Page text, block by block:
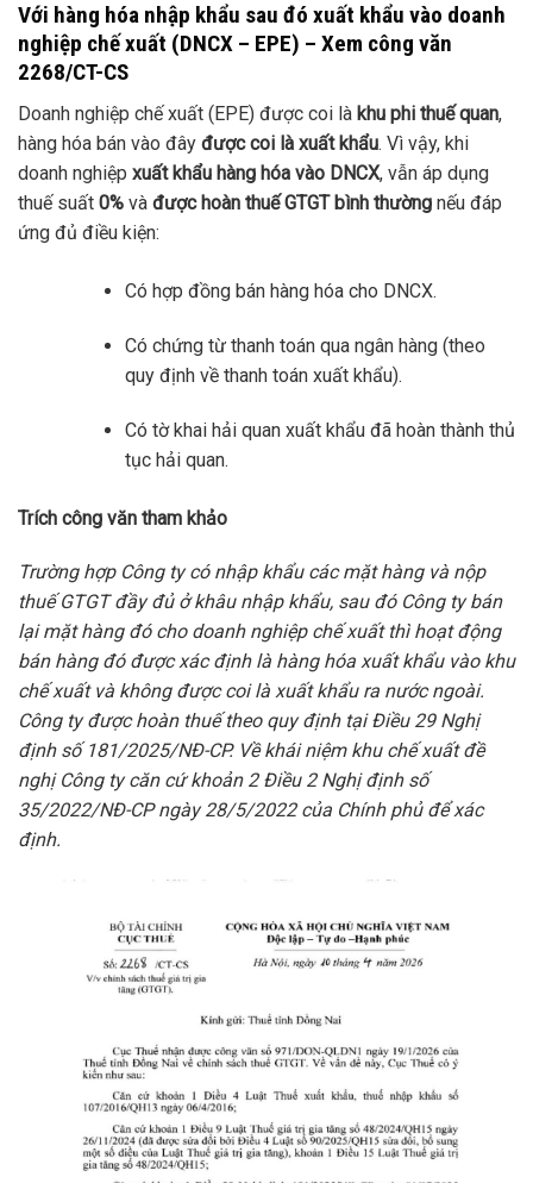
Với hàng hóa nhập khẩu sau đó xuất khẩu vào doanh
nghiệp chế xuất (DNCX – EPE) – Xem công văn
2268/CT-CS
Doanh nghiệp chế xuất (EPE) được coi là khu phi thuế quan,
hàng hóa bán vào đây được coi là xuất khẩu. Vì vậy, khi
doanh nghiệp xuất khẩu hàng hóa vào DNCX, vẫn áp dụng
thuế suất 0% và được hoàn thuế GTGT bình thường nếu đáp
ứng đủ điều kiện:
Có hợp đồng bán hàng hóa cho DNCX.
Có chứng từ thanh toán qua ngân hàng (theo
quy định về thanh toán xuất khẩu).
Có tờ khai hải quan xuất khẩu đã hoàn thành thủ
tục hải quan.
Trích công văn tham khảo
Trường hợp Công ty có nhập khẩu các mặt hàng và nộp
thuế GTGT đầy đủ ở khâu nhập khẩu, sau đó Công ty bán
lại mặt hàng đó cho doanh nghiệp chế xuất thì hoạt động
bán hàng đó được xác định là hàng hóa xuất khẩu vào khu
chế xuất và không được coi là xuất khẩu ra nước ngoài.
Công ty được hoàn thuế theo quy định tại Điều 29 Nghị
định số 181/2025/NĐ-CP. Về khái niệm khu chế xuất đề
nghị Công ty căn cứ khoản 2 Điều 2 Nghị định số
35/2022/NĐ-CP ngày 28/5/2022 của Chính phủ để xác
định.